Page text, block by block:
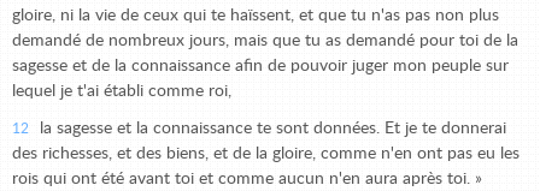
gloire, ni la vie de ceux qui te haïssent, et que tu n'as pas non plus
demandé de nombreux jours, mais que tu as demandé pour toi de la
sagesse et de la connaissance afin de pouvoir juger mon peuple sur
lequel je t'ai établi comme roi,
12
la sagesse et la connaissance te sont données. Et je te donnerai
des richesses, et des biens, et de la gloire, comme n'en ont pas eu les
rois qui ont été avant toi et comme aucun n'en aura après toi. »